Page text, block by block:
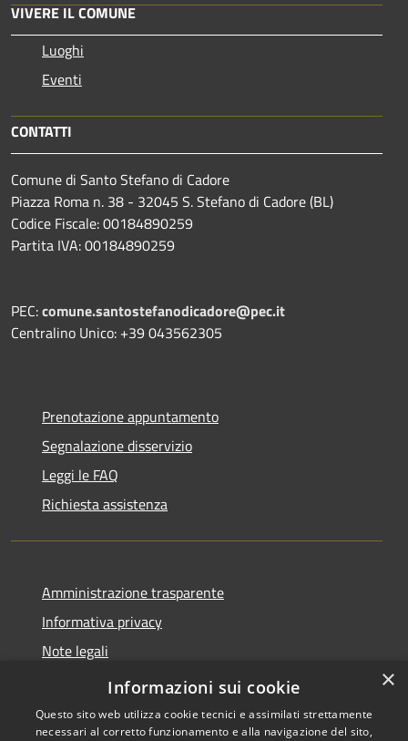
VIVERE IL COMUNE
Luoghi
Eventi
CONTATTI
Comune di Santo Stefano di Cadore
Piazza Roma n. 38 - 32045 S. Stefano di Cadore (BL)
Codice Fiscale: 00184890259
Partita IVA: 00184890259
PEC:comune.santostefanodicadore@pec.it
Centralino Unico: +39 043562305
Prenotazione appuntamento
Segnalazione disservizio
Leggi le FAQ
Richiesta assistenza
Amministrazione trasparente
Informativa privacy
Note legali
Dichiarazione di accessibilità
×
Informazioni sui cookie
Questo sito web utilizza cookie tecnici e assimilati strettamente
necessari al corretto funzionamento e alla navigazione del sito,